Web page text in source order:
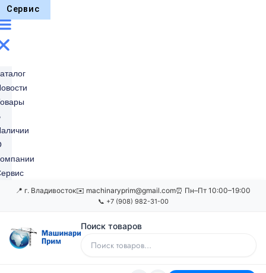
Сервис
📍 г. Владивосток✉️ machinaryprim@gmail.com⏰ Пн–Пт 10:00–19:00
📞 +7 (908) 982-31-00
Поиск товаров